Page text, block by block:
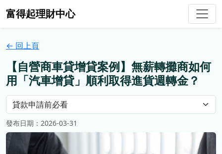
富得起理財中心
← 回上頁
【自營商車貸增貸案例】無薪轉攤商如何
用「汽車增貸」順利取得進貨週轉金？
發布日期：2026-03-31